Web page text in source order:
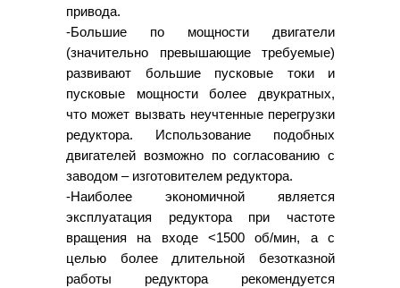
привода.
-Большие по мощности двигатели
(значительно превышающие требуемые)
развивают большие пусковые токи и
пусковые мощности более двукратных,
что может вызвать неучтенные перегрузки
редуктора. Использование подобных
двигателей возможно по согласованию с
заводом – изготовителем редуктора.
-Наиболее экономичной является
эксплуатация редуктора при частоте
вращения на входе <1500 об/мин, а с
целью более длительной безотказной
работы редуктора рекомендуется